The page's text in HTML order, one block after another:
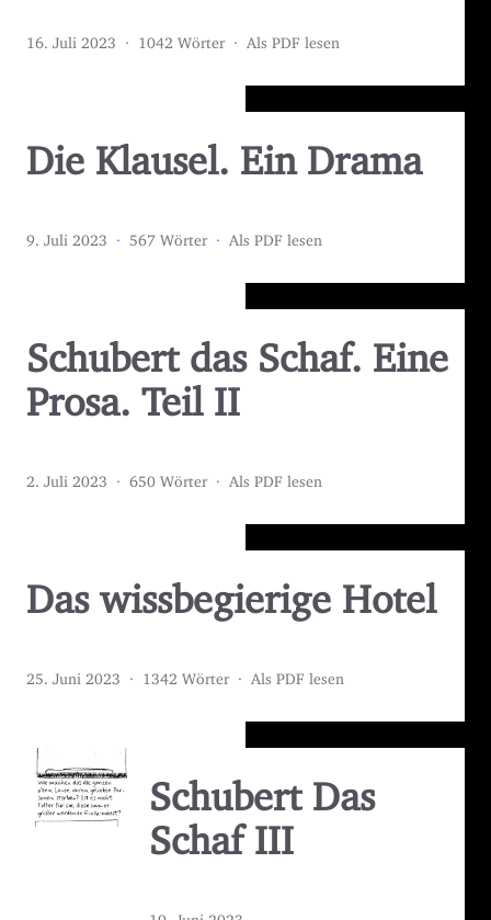
16. Juli 2023 · 1042 Wörter · Als PDF lesen
Die Klausel. Ein Drama
9. Juli 2023 · 567 Wörter · Als PDF lesen
Schubert das Schaf. Eine
Prosa. Teil II
2. Juli 2023 · 650 Wörter · Als PDF lesen
Das wissbegierige Hotel
25. Juni 2023 · 1342 Wörter · Als PDF lesen
Schubert Das
Schaf III
19. Juni 2023